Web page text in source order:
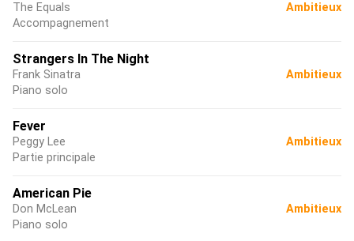
The Equals
Accompagnement
Ambitieux
Strangers In The Night
Frank Sinatra
Piano solo
Ambitieux
Fever
Peggy Lee
Partie principale
Ambitieux
American Pie
Don McLean
Piano solo
Ambitieux